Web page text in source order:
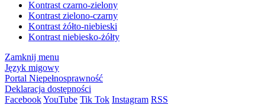
Kontrast czarno-zielony
Kontrast zielono-czarny
Kontrast żółto-niebieski
Kontrast niebiesko-żółty
Zamknij menu
Język migowy
Portal Niepełnosprawność
Deklaracja dostępności
FacebookYouTube Tik Tok Instagram RSS